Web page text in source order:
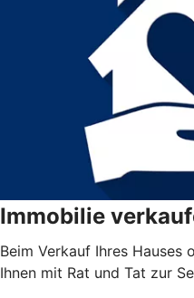
Immobilie
Beim Verkauf Ihres Hauses
Ihnen mit Rat und Tat zur